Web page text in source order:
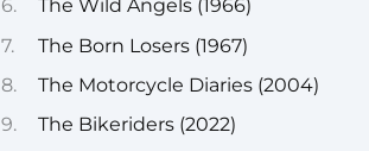
The Wild Angels (1966)
The Born Losers (1967)
The Motorcycle Diaries (2004)
The Bikeriders (2022)